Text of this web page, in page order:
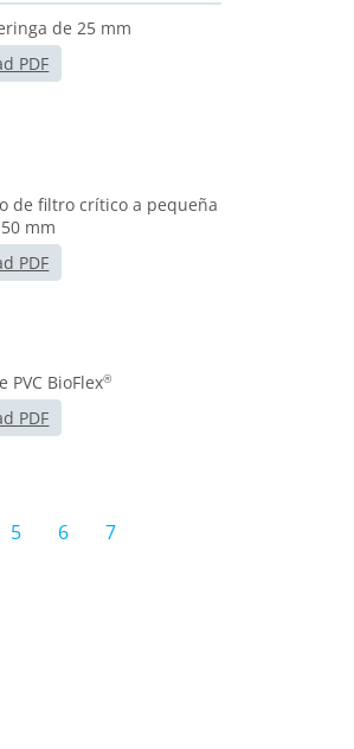
de 25 mm
PDF
de filtro crítico a pequeña
mm
PDF
PVC BioFlex®
PDF
5 6
7